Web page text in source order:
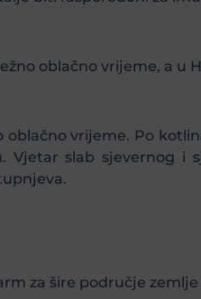
oblačno vrijeme, a u
vrijeme. Po
slab sjevernog i
za šire područje